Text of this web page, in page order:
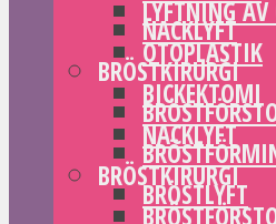
NACKLYFT
BRÖSTKIRURGI
BRÖSTLYFT
LYFTNING AV
OTOPLASTIK
BICKEKTOMI
NACKLYFT
BRÖSTKIRURGI